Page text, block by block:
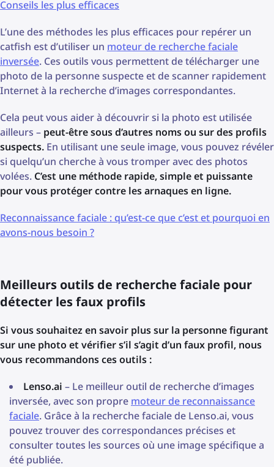
Conseils les plus efficaces
L’une des méthodes les plus efficaces pour repérer un
catfish est d’utiliser un moteur de recherche faciale
inversée. Ces outils vous permettent de télécharger une
photo de la personne suspecte et de scanner rapidement
Internet à la recherche d’images correspondantes.
Cela peut vous aider à découvrir si la photo est utilisée
ailleurs – peut-être sous d’autres noms ou sur des profils
suspects. En utilisant une seule image, vous pouvez révéler
si quelqu’un cherche à vous tromper avec des photos
volées. C’est une méthode rapide, simple et puissante
pour vous protéger contre les arnaques en ligne.
Reconnaissance faciale : qu’est-ce que c’est et pourquoi en
avons-nous besoin ?
Meilleurs outils de recherche faciale pour
détecter les faux profils
Si vous souhaitez en savoir plus sur la personne figurant
sur une photo et vérifier s’il s’agit d’un faux profil, nous
vous recommandons ces outils :
Lenso.ai – Le meilleur outil de recherche d’images
inversée, avec son propre moteur de reconnaissance
faciale. Grâce à la recherche faciale de Lenso.ai, vous
pouvez trouver des correspondances précises et
consulter toutes les sources où une image spécifique a
été publiée.